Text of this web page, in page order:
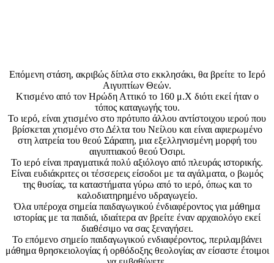
Επόμενη στάση, ακριβώς δίπλα στο εκκλησάκι, θα βρείτε το Ιερό
Αιγυπτίων Θεών.
Κτισμένο από τον Ηρώδη Αττικό το 160 μ.Χ διότι εκεί ήταν ο
τόπος καταγωγής του.
Το ιερό, είναι χτισμένο στο πρότυπο άλλου αντίστοιχου ιερού που
βρίσκεται χτισμένο στο Δέλτα του Νείλου και είναι αφιερωμένο
στη λατρεία του θεού Σάραπη, μια εξελληνισμένη μορφή του
αιγυπτιακού θεού Όσιρι.
Το ιερό είναι πραγματικά πολύ αξιόλογο από πλευράς ιστορικής.
Είναι ευδιάκριτες οι τέσσερεις είσοδοι με τα αγάλματα, ο βωμός
της θυσίας, τα καταστήματα γύρω από το ιερό, όπως και το
καλοδιατηρημένο υδραγωγείο.
Όλα υπέροχα σημεία παιδαγωγικού ένδιαφέροντος για μάθημα
ιστορίας με τα παιδιά, ιδιαίτερα αν βρείτε έναν αρχαιολόγο εκεί
διαθέσιμο να σας ξεναγήσει.
Το επόμενο σημείο παιδαγωγικού ενδιαφέροντος, περιλαμβάνει
μάθημα θρησκειολογίας ή ορθόδοξης θεολογίας αν είσαστε έτοιμοι